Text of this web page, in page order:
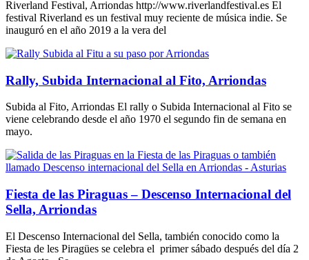
Riverland Festival, Arriondas http://www.riverlandfestival.es El
festival Riverland es un festival muy reciente de música indie. Se
inauguró en el año 2019 a la vera del
Rally, Subida Internacional al Fito, Arriondas
Subida al Fito, Arriondas El rally o Subida Internacional al Fito se
viene celebrando desde el año 1970 el segundo fin de semana en
mayo.
Fiesta de las Piraguas – Descenso Internacional del
Sella, Arriondas
El Descenso Internacional del Sella, también conocido como la
Fiesta de les Piragües se celebra el primer sábado después del día 2